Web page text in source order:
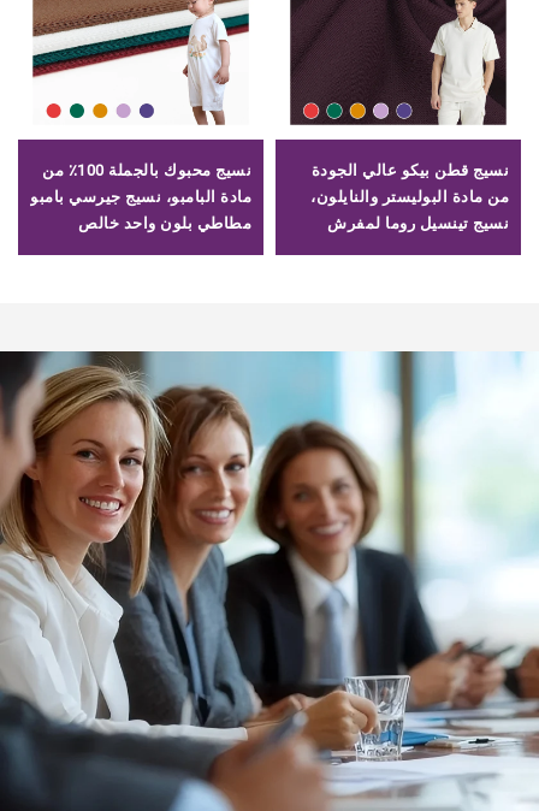
نسيج قطن بيكو عالي الجودة
من مادة البوليستر والنايلون،
نسيج تينسيل روما لمفرش
نسيج محبوك بالجملة 100٪ من
مادة البامبو، نسيج جيرسي بامبو
مطاطي بلون واحد خالص